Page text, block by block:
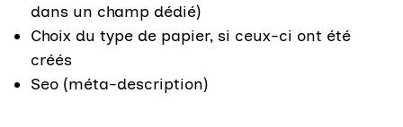
dans un champ dédié)
Choix du type de papier, si ceux-ci ont été
créés
Seo (méta-description)